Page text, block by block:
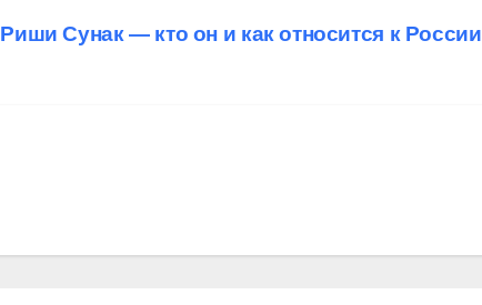
Риши Сунак — кто он и как относится к России